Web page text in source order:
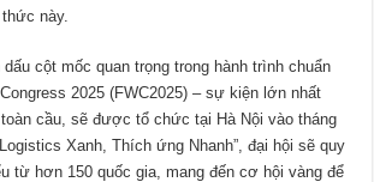
này.
dấu cột mốc quan trọng trong hành trình chuẩn
2025 (FWC2025) – sự kiện lớn nhất
cầu, sẽ được tổ chức tại Hà Nội vào tháng
Xanh, Thích ứng Nhanh”, đại hội sẽ quy
từ hơn 150 quốc gia, mang đến cơ hội vàng để